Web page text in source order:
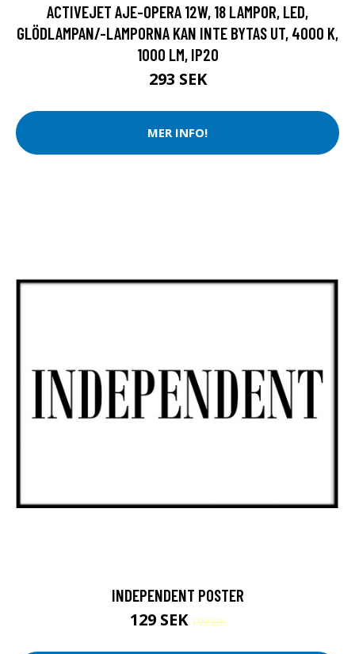
ACTIVEJET AJE-OPERA 12W, 18 LAMPOR, LED,
GLÖDLAMPAN/-LAMPORNA KAN INTE BYTAS UT, 4000 K,
1000 LM, IP20
293 SEK
MER INFO!
INDEPENDENT POSTER
129 SEK199 SEK